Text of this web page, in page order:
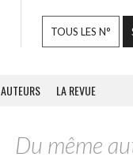
TOUS LES N°
AUTEURS LA REVUE
Du même